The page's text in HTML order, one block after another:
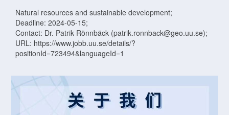
Natural resources and sustainable development;
Deadline: 2024-05-15;
Contact: Dr. Patrik Rönnbäck (patrik.ronnback@geo.uu.se);
URL: https://www.jobb.uu.se/details/?
positionId=723494&languageId=1